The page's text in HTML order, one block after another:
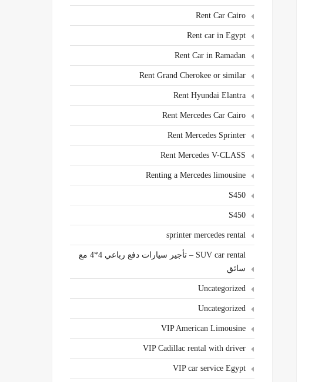
Rent Car Cairo
Rent car in Egypt
Rent Car in Ramadan
Rent Grand Cherokee or similar
Rent Hyundai Elantra
Rent Mercedes Car Cairo
Rent Mercedes Sprinter
Rent Mercedes V-CLASS
Renting a Mercedes limousine
S450
S450
sprinter mercedes rental
SUV car rental – تأجير سيارات دفع رباعي 4*4 مع
سائق
Uncategorized
Uncategorized
VIP American Limousine
VIP Cadillac rental with driver
VIP car service Egypt